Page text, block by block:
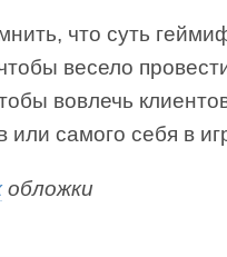
что суть
весело
вовлечь
или самого себя в
обложки